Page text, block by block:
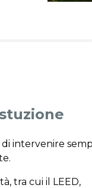
di intervenire
tra cui il LEED,